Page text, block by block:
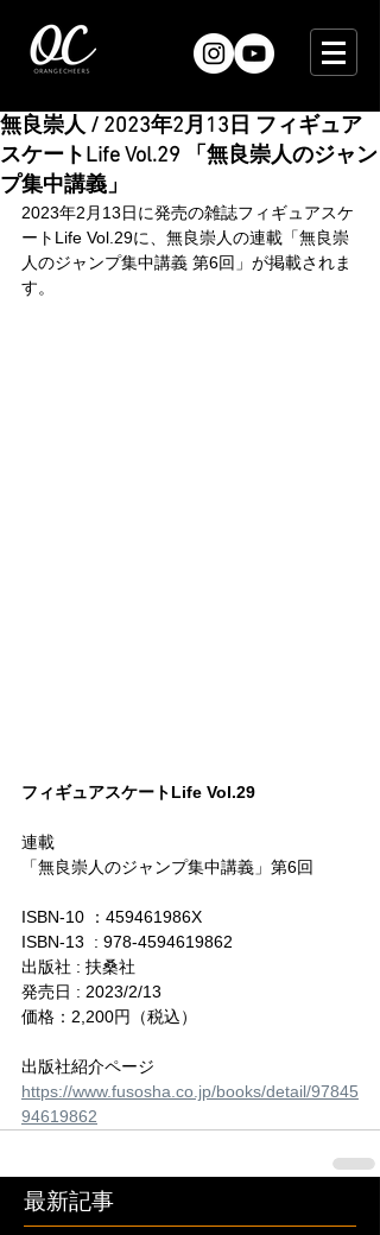
無良崇人 / 2023年2月13日 フィギュア
スケートLife Vol.29 「無良崇人のジャン
プ集中講義」
2023年2月13日に発売の雑誌フィギュアスケ
ートLife Vol.29に、無良崇人の連載「無良崇
人のジャンプ集中講義 第6回」が掲載されま
す。
フィギュアスケートLife Vol.29
連載
「無良崇人のジャンプ集中講義」第6回
ISBN-10 ‏：‎459461986X
ISBN-13 ‏ : ‎978-4594619862
出版社 : 扶桑社
発売日 : 2023/2/13
価格：2,200円（税込）
出版社紹介ページ
https://www.fusosha.co.jp/books/detail/97845
94619862
最新記事